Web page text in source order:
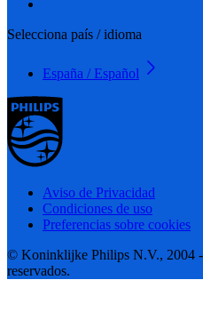
Selecciona país / idioma
España / Español
Aviso de Privacidad
Condiciones de uso
Preferencias sobre cookies
© Koninklijke Philips N.V., 2004 -
reservados.